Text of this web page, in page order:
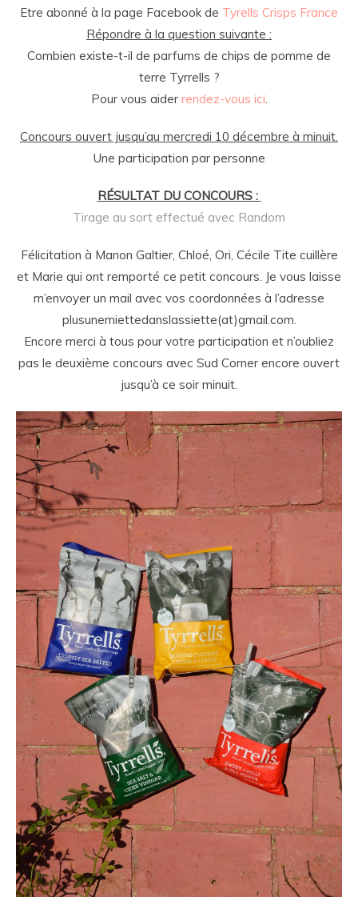
Etre abonné à la page Facebook de Tyrells Crisps France
Répondre à la question suivante :
Combien existe-t-il de parfums de chips de pomme de
terre Tyrrells ?
Pour vous aider rendez-vous ici.
Concours ouvert jusqu’au mercredi 10 décembre à minuit.
Une participation par personne
RÉSULTAT DU CONCOURS :
Tirage au sort effectué avec Random
Félicitation à Manon Galtier, Chloé, Ori, Cécile Tite cuillère
et Marie qui ont remporté ce petit concours. Je vous laisse
m’envoyer un mail avec vos coordonnées à l’adresse
plusunemiettedanslassiette(at)gmail.com.
Encore merci à tous pour votre participation et n’oubliez
pas le deuxième concours avec Sud Corner encore ouvert
jusqu’à ce soir minuit.